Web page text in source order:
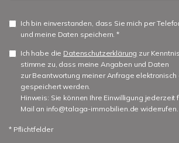
Ich bin einverstanden, dass Sie mich per
und meine Daten speichern. *
Ich habe die Datenschutzerklärung zur
stimme zu, dass meine Angaben und Daten
zur Beantwortung meiner Anfrage elektronisch
gespeichert werden.
Hinweis: Sie können Ihre Einwilligung jederzeit
Mail an info@talaga-immobilien.de widerrufen.
* Pflichtfelder